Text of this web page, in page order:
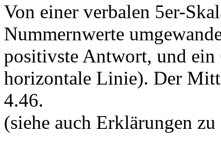
Von einer verbalen 5er-
Nummernwerte
positivste Antwort, und ein
horizontale Linie). Der
4.46.
(siehe auch Erklärungen